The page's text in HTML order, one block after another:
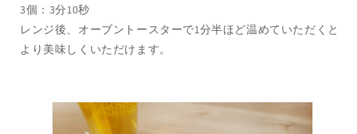
3個：3分10秒
レンジ後、オーブントースターで1分半ほど温めていただくと
より美味しくいただけます。